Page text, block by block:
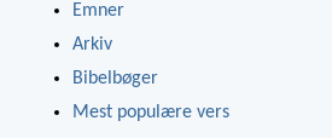
Emner
Arkiv
Bibelbøger
Mest populære vers